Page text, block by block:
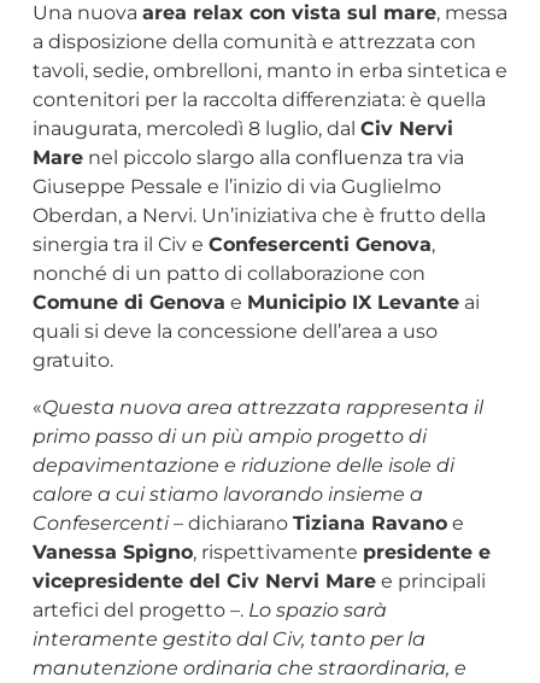
Una nuova area relax con vista sul mare, messa
a disposizione della comunità e attrezzata con
tavoli, sedie, ombrelloni, manto in erba sintetica e
contenitori per la raccolta differenziata: è quella
inaugurata, mercoledì 8 luglio, dal Civ Nervi
Marenel piccolo slargo alla confluenza tra via
Giuseppe Pessale e l’inizio di via Guglielmo
Oberdan, a Nervi. Un’iniziativa che è frutto della
sinergia tra il Civ e Confesercenti Genova,
nonché di un patto di collaborazione con
Comune di Genova e Municipio IX Levanteai
quali si deve la concessione dell’area a uso
gratuito.
«Questa nuova area attrezzata rappresenta il
primo passo di un più ampio progetto di
depavimentazione e riduzione delle isole di
calore a cui stiamo lavorando insieme a
Confesercenti– dichiarano Tiziana Ravanoe
Vanessa Spigno, rispettivamente presidente e
vicepresidente del Civ Nervi Maree principali
artefici del progetto –. Lo spazio sarà
interamente gestito dal Civ, tanto per la
manutenzione ordinaria che straordinaria, e